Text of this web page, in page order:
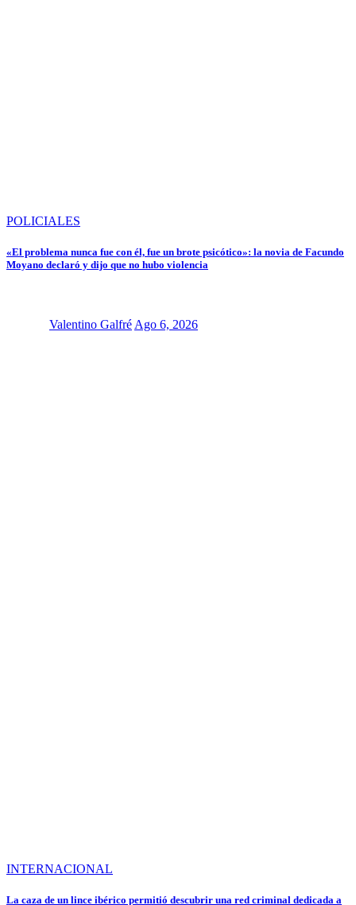
POLICIALES
«El problema nunca fue con él, fue un brote psicótico»: la novia de Facundo
Moyano declaró y dijo que no hubo violencia
Valentino Galfré Ago 6, 2026
INTERNACIONAL
La caza de un lince ibérico permitió descubrir una red criminal dedicada a